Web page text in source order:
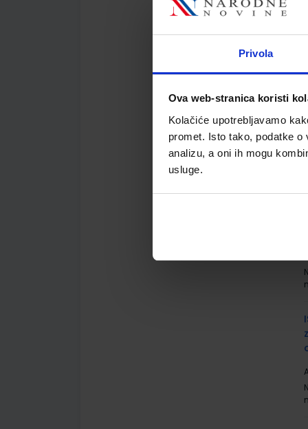
Privola
Ova web-stranica koristi
Kolačiće upotrebljavamo
promet. Isto tako, podatke
analizu, a oni ih mogu
usluge.